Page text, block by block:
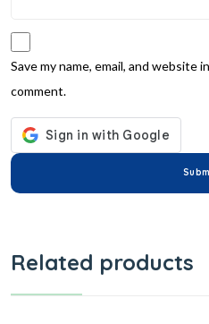
Save my name, email, and
comment.
Related products